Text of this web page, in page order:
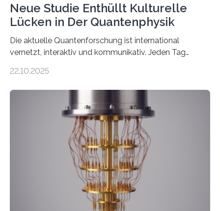
Neue Studie Enthüllt Kulturelle
Lücken in Der Quantenphysik
Die aktuelle Quantenforschung ist international
vernetzt, interaktiv und kommunikativ. Jeden Tag
oft von Autor*innen, die eng zusammenarbeiten. Neue
werden schnell weiterentwickelt. Dies ist der Alltag in
der Forschung der Quantentheorie, die dieses Jahr 100
Jahre alt geworden ist, weshalb die UNESCO 2025 zum
Internationalen Jahr der Quantenwissenschaft und -
technologie ausgerufen hat. Doch nun hat eine
internationale Forschungsgruppe um den
22.10.2025